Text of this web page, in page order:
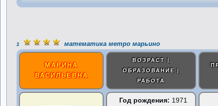
2 математика метро марьино
МАРИНА
ВАСИЛЬЕВНА
ВОЗРАСТ |
ОБРАЗОВАНИЕ |
РАБОТА
Год рождения: 1971